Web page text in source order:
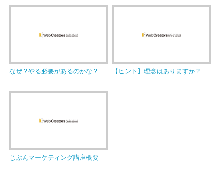
なぜ？やる必要があるのかな？ 【ヒント】理念はありますか？
じぶんマーケティング講座概要